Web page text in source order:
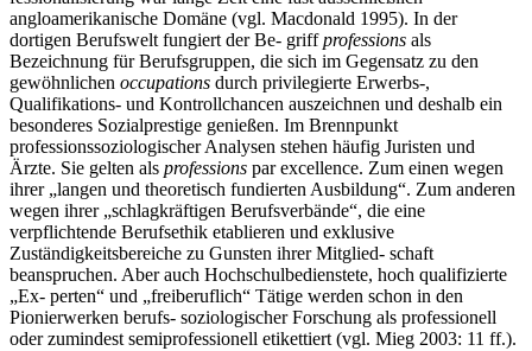
angloamerikanische Domäne (vgl. Macdonald 1995). In der
dortigen Berufswelt fungiert der Be- griffprofessions als
Bezeichnung für Berufsgruppen, die sich im Gegensatz zu den
gewöhnlichen occupations durch privilegierte Erwerbs-,
Qualifikations- und Kontrollchancen auszeichnen und deshalb ein
besonderes Sozialprestige genießen. Im Brennpunkt
professionssoziologischer Analysen stehen häufig Juristen und
Ärzte. Sie gelten als professions par excellence. Zum einen wegen
ihrer „langen und theoretisch fundierten Ausbildung“. Zum anderen
wegen ihrer „schlagkräftigen Berufsverbände“, die eine
verpflichtende Berufsethik etablieren und exklusive
Zuständigkeitsbereiche zu Gunsten ihrer Mitglied- schaft
beanspruchen. Aber auch Hochschulbedienstete, hoch qualifizierte
„Ex- perten“ und „freiberuflich“ Tätige werden schon in den
Pionierwerken berufs- soziologischer Forschung als professionell
oder zumindest semiprofessionell etikettiert (vgl. Mieg 2003: 11 ff.).